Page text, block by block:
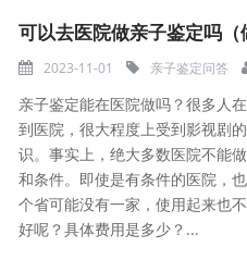
可以去医院做亲子鉴定吗（
2023-11-01 亲子鉴定问答
亲子鉴定能在医院做吗？很多人
到医院，很大程度上受到影视剧
识。事实上，绝大多数医院不能
和条件。即使是有条件的医院，
个省可能没有一家，使用起来也
好呢？具体费用是多少？...